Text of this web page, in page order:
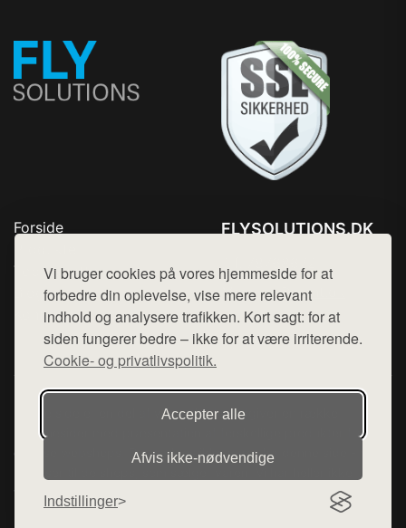
Vi bruger cookies på vores hjemmeside for at
forbedre din oplevelse, vise mere relevant
indhold og analysere trafikken. Kort sagt: for at
siden fungerer bedre – ikke for at være irriterende.
Cookie- og privatlivspolitik.
Accepter alle
Afvis ikke‑nødvendige
Indstillinger
Forside
Top Rabatter
Blog
Kontakt
FLYSOLUTIONS.DK
Mail: hej@want.dk
Cookie- og privatlivspolitik
Denne side er en del af want.dk, der udgiver en række
hjemmesider med præsentation af forskellige produkter fra
diverse webshops. Der sælges ikke varer fra denne side - vi
henviser til de shops, som sælger varen. Vi har heller ikke
varerne på lager.